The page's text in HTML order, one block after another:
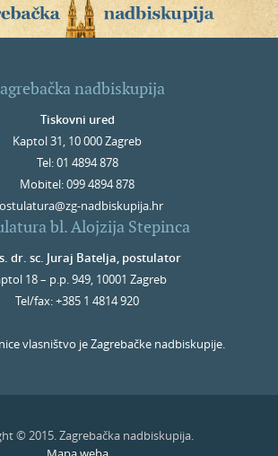
nadbiskupija
Tiskovni ured
Kaptol 31, 10 000 Zagreb
Tel: 01 4894 878
Mobitel: 099 4894 878
nadbiskupija.hr
bl. Alojzija Stepinca
dr. sc. Juraj Batelja, postulator
18 – p.p. 949, 10001 Zagreb
Tel/fax: +385 1 4814 920
vlasništvo je Zagrebačke nadbiskupije.
© 2015. Zagrebačka nadbiskupija.